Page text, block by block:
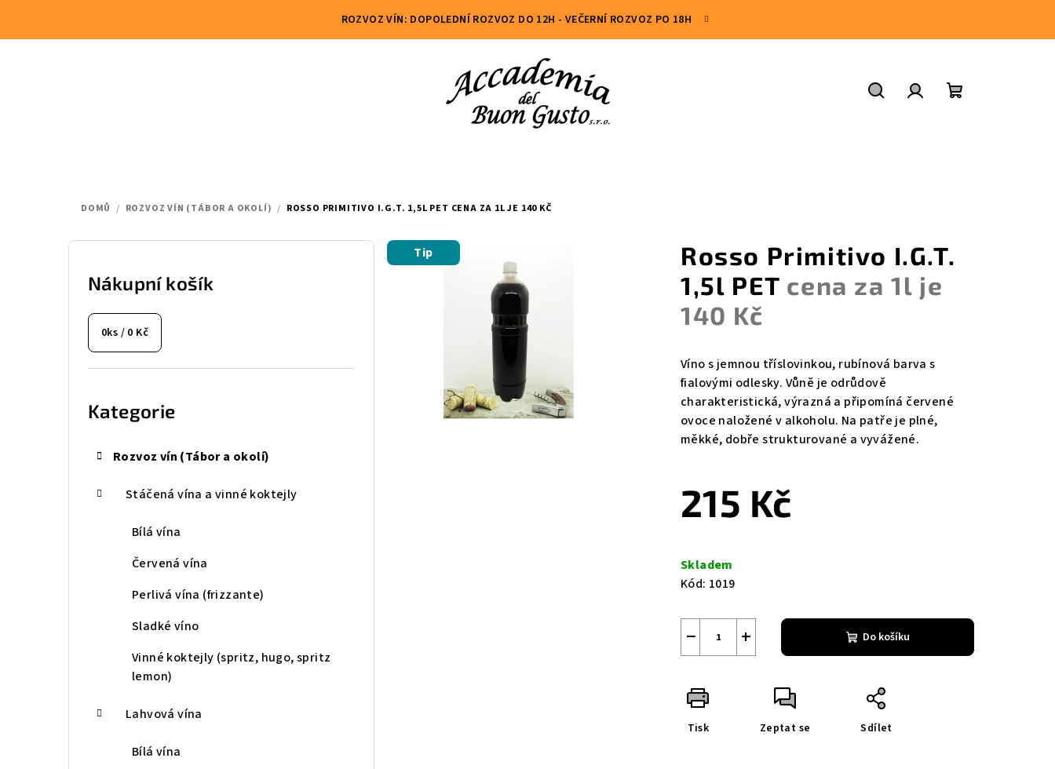
ROZVOZ VÍN: DOPOLEDNÍ ROZVOZ DO 12H - VEČERNÍ ROZVOZ PO 18H
DOMŮ / ROZVOZ VÍN (TÁBOR A OKOLÍ) / ROSSO PRIMITIVO I.G.T. 1,5L PET CENA ZA 1L JE 140 KČ
P
Nákupní košík
0ks / 0 Kč
Kategorie
Rozvoz vín (Tábor a okolí)
Stáčená vína a vinné koktejly
Bílá vína
Červená vína
Perlivá vína (frizzante)
Sladké víno
Vinné koktejly (spritz, hugo, spritz
lemon)
Lahvová vína
Bílá vína
Rosso Primitivo I.G.T.
1,5l PET cena za 1l je
140 Kč
Víno s jemnou tříslovinkou, rubínová barva s
fialovými odlesky. Vůně je odrůdově
charakteristická,výrazná a připomíná červené
ovoce naložené v alkoholu. Na patře je plné,
měkké, dobře strukturované a vyvážené.
215 Kč
cena:
Skladem
Kód: 1019
+
− Do košíku
Tisk Zeptat se Sdílet
Tip